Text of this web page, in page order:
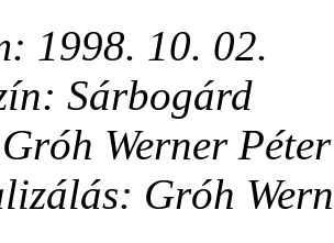
1998. 10. 02.
Sárbogárd
Werner Péter
Gróh